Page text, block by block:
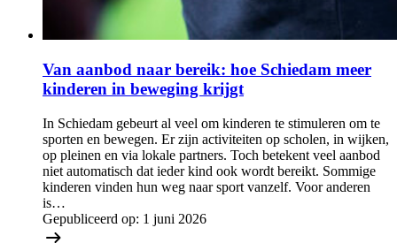
Van aanbod naar bereik: hoe Schiedam meer
kinderen in beweging krijgt
In Schiedam gebeurt al veel om kinderen te stimuleren om te
sporten en bewegen. Er zijn activiteiten op scholen, in wijken,
op pleinen en via lokale partners. Toch betekent veel aanbod
niet automatisch dat ieder kind ook wordt bereikt. Sommige
kinderen vinden hun weg naar sport vanzelf. Voor anderen
is…
Gepubliceerd op: 1 juni 2026